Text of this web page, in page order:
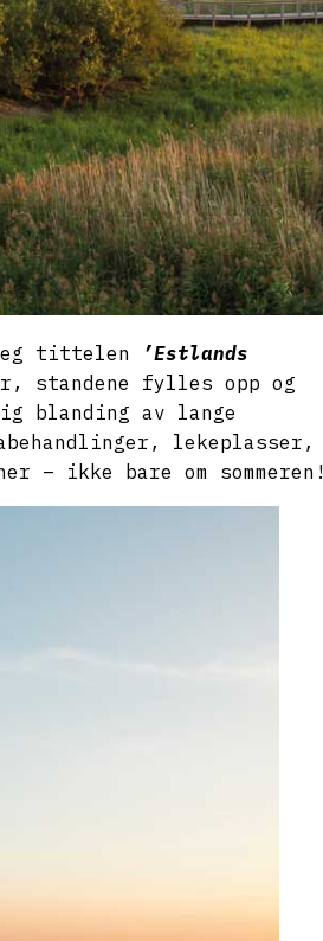
tittelen
’Estlands
standene fylles opp og
blanding av lange
lekeplasser,
– ikke bare om sommeren!